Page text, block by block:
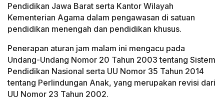
Pendidikan Jawa Barat serta Kantor Wilayah
Kementerian Agama dalam pengawasan di satuan
pendidikan menengah dan pendidikan khusus.
Penerapan aturan jam malam ini mengacu pada
Undang-Undang Nomor 20 Tahun 2003 tentang Sistem
Pendidikan Nasional serta UU Nomor 35 Tahun 2014
tentang Perlindungan Anak, yang merupakan revisi dari
UU Nomor 23 Tahun 2002.